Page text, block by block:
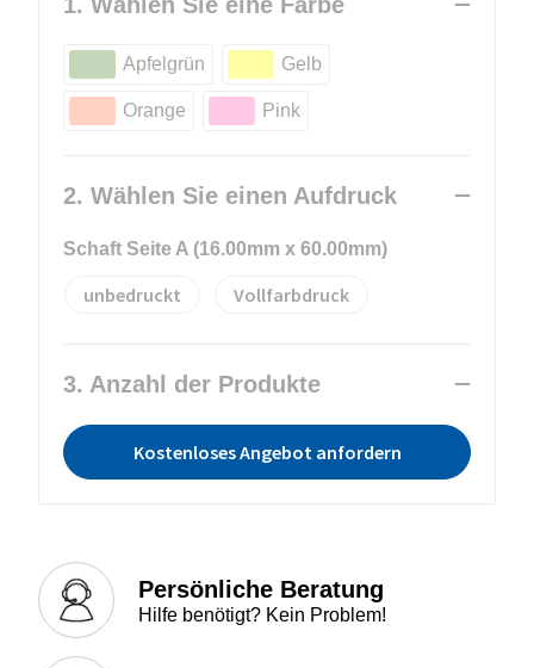
Apfelgrün Gelb
Orange Pink
2. Wählen Sie einen Aufdruck
Schaft Seite A (16.00mm x 60.00mm)
unbedruckt Vollfarbdruck
3. Anzahl der Produkte
Kostenloses Angebot anfordern
Persönliche Beratung
Hilfe benötigt? Kein Problem!